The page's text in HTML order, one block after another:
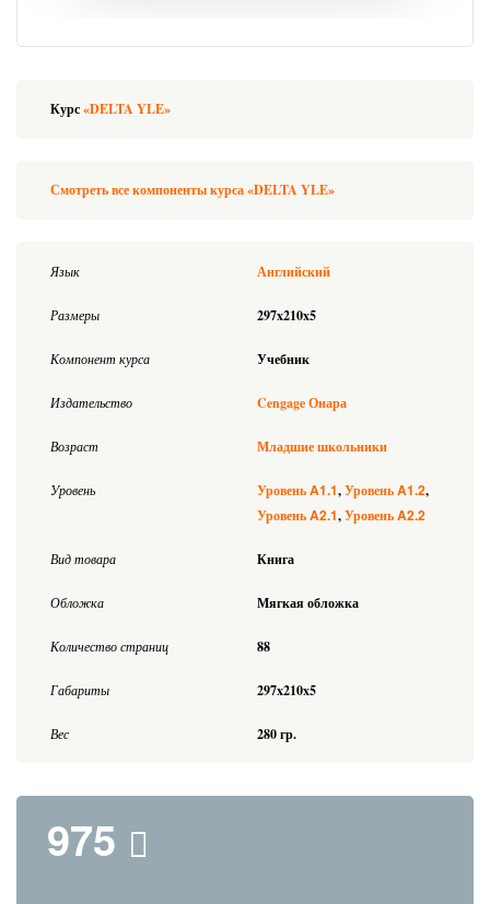
Курс«DELTA YLE»
Смотреть все компоненты курса «DELTA YLE»
Язык Английский
Размеры 297x210x5
Компонент курса Учебник
Издательство Cengage Онара
Возраст Младшие школьники
Уровень УровеньA1.1 УровеньA1.2
УровеньA2.1 УровеньA2.2
Вид товара Книга
Обложка Мягкая обложка
Количество страниц 88
Габариты 297x210x5
Вес 280 гр.
975